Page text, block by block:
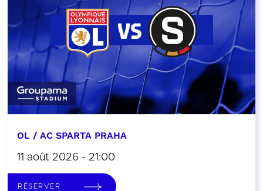
OL / AC SPARTA PRAHA
11 août 2026 - 21:00
RÉSERVER